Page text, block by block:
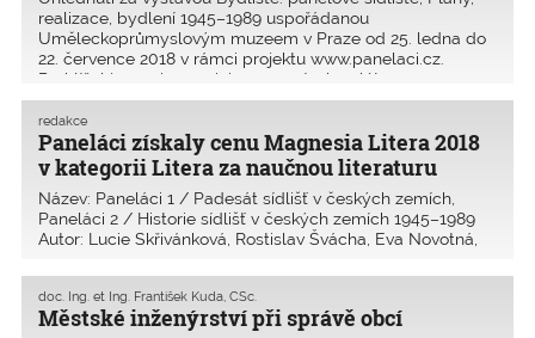
realizace, bydlení 1945–1989 uspořádanou
Uměleckoprůmyslovým muzeem v Praze od 25. ledna do
22. července 2018 v rámci projektu www.panelaci.cz.
Prohlížel jsem si expozici a vzpomínal na léta
v Projektovém ústavu
Paneláci získaly cenu Magnesia Litera 2018
v kategorii Litera za naučnou literaturu
redakce
Název: Paneláci 1 / Padesát sídlišť v českých zemích,
Paneláci 2 / Historie sídlišť v českých zemích 1945–1989
Autor: Lucie Skřivánková, Rostislav Švácha, Eva Novotná,
Uměleckoprůmyslové museum v Praze, 2017
Městské inženýrství při správě obcí
doc. Ing. et Ing. František Kuda, CSc.